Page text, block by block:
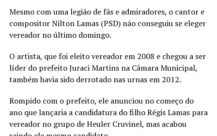
Mesmo com uma legião de fãs e admiradores, o cantor e
compositor Nilton Lamas (PSD) não conseguiu se eleger
vereador no último domingo.
O artista, que foi eleito vereador em 2008 e chegou a ser
líder do prefeito Juraci Martins na Câmara Municipal,
também havia sido derrotado nas urnas em 2012.
Rompido com o prefeito, ele anunciou no começo do
ano que lançaria a candidatura do filho Régis Lamas para
vereador no grupo de Heuler Cruvinel, mas acabou